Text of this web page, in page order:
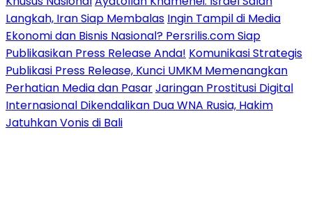
Langkah, Iran Siap Membalas Ingin Tampil di Media
Ekonomi dan Bisnis Nasional? Persrilis.com Siap
Publikasikan Press Release Anda! Komunikasi Strategis
Publikasi Press Release, Kunci UMKM Memenangkan
Perhatian Media dan PasarJaringan Prostitusi Digital
Internasional Dikendalikan Dua WNA Rusia, Hakim
Jatuhkan Vonis di Bali